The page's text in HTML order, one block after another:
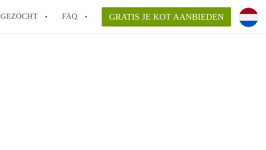
GEZOCHT FAQ GRATIS JE KOT AANBIEDEN